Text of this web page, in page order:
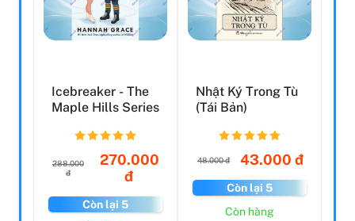
Icebreaker - The
Maple Hills Series
288.000
đ
270.000
đ
Còn lại 5
Nhật Ký Trong Tù
(Tái Bản)
48.000 đ 43.000 đ
Còn lại 5
Còn hàng